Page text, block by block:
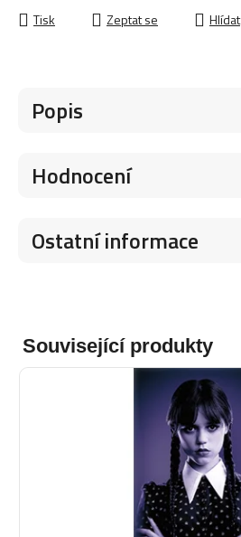
Tisk Zeptat se Hlídat
Popis
Hodnocení
Ostatní informace
Související produkty